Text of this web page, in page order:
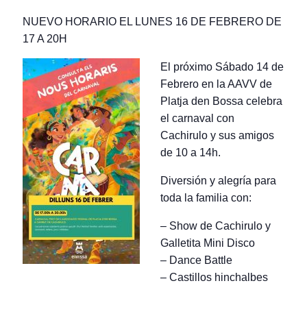
NUEVO HORARIO EL LUNES 16 DE FEBRERO DE
17 A 20H
El próximo Sábado 14 de
Febrero en la AAVV de
Platja den Bossa celebra
el carnaval con
Cachirulo y sus amigos
de 10 a 14h.
Diversión y alegría para
toda la familia con:
– Show de Cachirulo y
Galletita Mini Disco
– Dance Battle
– Castillos hinchalbes